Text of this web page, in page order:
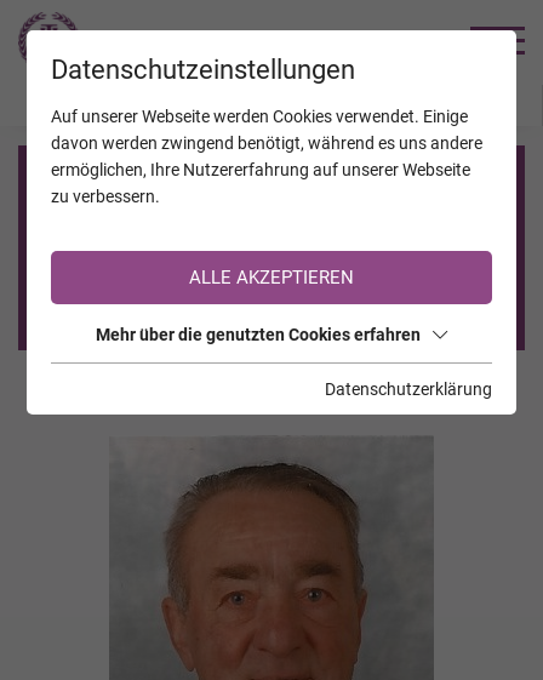
Registrierung auf TrauerHilfe.it
Sie sind noch nicht auf TrauerHilfe.it registriert?
>> zur kostenlosen Registrierung <<
Datenschutzeinstellungen
Auf unserer Webseite werden Cookies verwendet. Einige
davon werden zwingend benötigt, während es uns andere
ermöglichen, Ihre Nutzererfahrung auf unserer Webseite
zu verbessern.
ALLE AKZEPTIEREN
Mehr über die genutzten Cookies erfahren
Datenschutzerklärung
JAHRESTAGE KALENDER VERSTORBENE